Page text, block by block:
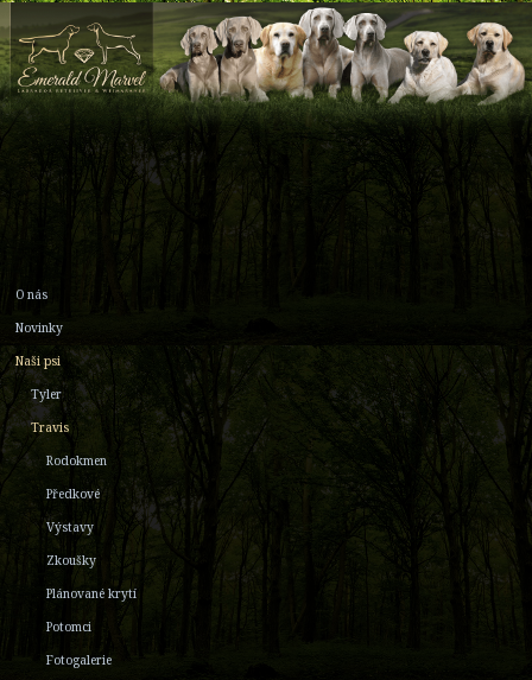
O nás
Novinky
Naši psi
Tyler
Travis
Rodokmen
Předkové
Výstavy
Zkoušky
Plánované krytí
Potomci
Fotogalerie